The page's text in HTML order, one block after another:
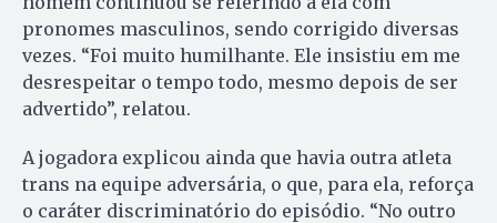
pronomes masculinos, sendo corrigido diversas
vezes. “Foi muito humilhante. Ele insistiu em me
desrespeitar o tempo todo, mesmo depois de ser
advertido”, relatou.
A jogadora explicou ainda que havia outra atleta
trans na equipe adversária, o que, para ela, reforça
o caráter discriminatório do episódio. “No outro